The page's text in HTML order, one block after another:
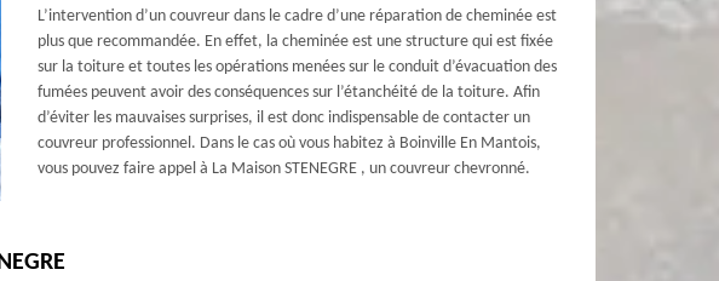
L’intervention d’un couvreur dans le cadre d’une réparation de cheminée est
plus que recommandée. En effet, la cheminée est une structure qui est fixée
sur la toiture et toutes les opérations menées sur le conduit d’évacuation des
fumées peuvent avoir des conséquences sur l’étanchéité de la toiture. Afin
d’éviter les mauvaises surprises, il est donc indispensable de contacter un
couvreur professionnel. Dans le cas où vous habitez à Boinville En Mantois,
vous pouvez faire appel à La Maison STENEGRE , un couvreur chevronné.